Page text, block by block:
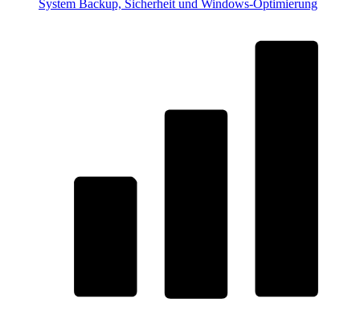
System Backup, Sicherheit und Windows-Optimierung